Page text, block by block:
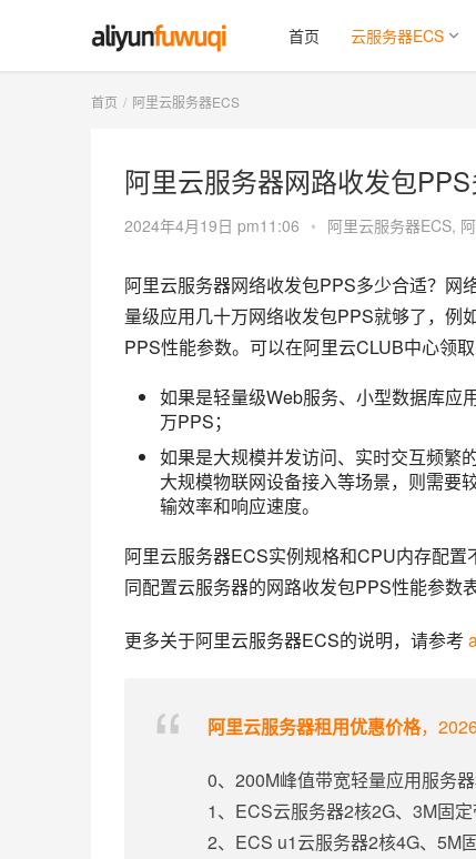
首页 云服务器ECS
首页 阿里云服务器ECS
阿里云服务器网路收发包PPS
2024年4月19日 pm11:06 • 阿里云服务器ECS,
阿里云服务器网络收发包PPS多少合适？网
量级应用几十万网络收发包PPS就够了，例
PPS性能参数。可以在阿里云CLUB中心领取
如果是轻量级Web服务、小型数据库应
万PPS；
如果是大规模并发访问、实时交互频繁
大规模物联网设备接入等场景，则需要
输效率和响应速度。
阿里云服务器ECS实例规格和CPU内存配
同配置云服务器的网路收发包PPS性能参数表
更多关于阿里云服务器ECS的说明，请参考
阿里云服务器租用优惠价格，
0、200M峰值带宽轻量应用服务
1、ECS云服务器2核2G、3M固
2、ECS u1云服务器2核4G、5M